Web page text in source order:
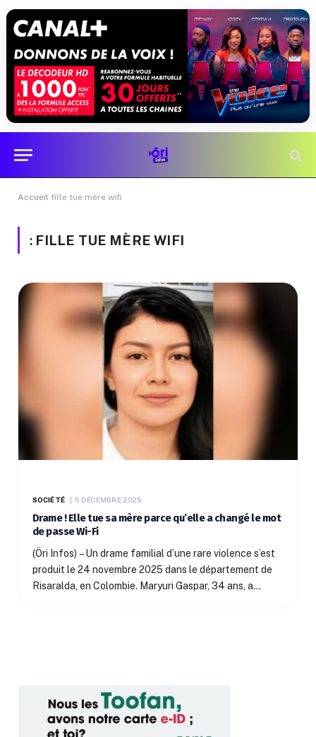
Accueil fille tue mère wifi
: FILLE TUE MÈRE WIFI
SOCIÉTÉ 5 DÉCEMBRE 2025
Drame ! Elle tue sa mère parce qu’elle a changé le mot
de passe Wi-Fi
(Öri Infos) – Un drame familial d’une rare violence s’est
produit le 24 novembre 2025 dans le département de
Risaralda, en Colombie. Maryuri Gaspar, 34 ans, a…